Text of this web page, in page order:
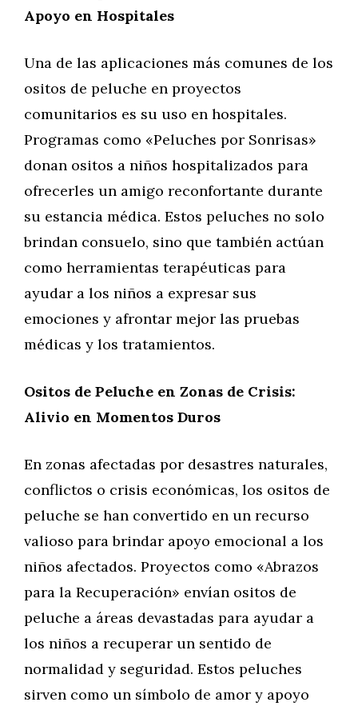
Apoyo en Hospitales
Una de las aplicaciones más comunes de los
ositos de peluche en proyectos
comunitarios es su uso en hospitales.
Programas como «Peluches por Sonrisas»
donan ositos a niños hospitalizados para
ofrecerles un amigo reconfortante durante
su estancia médica. Estos peluches no solo
brindan consuelo, sino que también actúan
como herramientas terapéuticas para
ayudar a los niños a expresar sus
emociones y afrontar mejor las pruebas
médicas y los tratamientos.
Ositos de Peluche en Zonas de Crisis:
Alivio en Momentos Duros
En zonas afectadas por desastres naturales,
conflictos o crisis económicas, los ositos de
peluche se han convertido en un recurso
valioso para brindar apoyo emocional a los
niños afectados. Proyectos como «Abrazos
para la Recuperación» envían ositos de
peluche a áreas devastadas para ayudar a
los niños a recuperar un sentido de
normalidad y seguridad. Estos peluches
sirven como un símbolo de amor y apoyo